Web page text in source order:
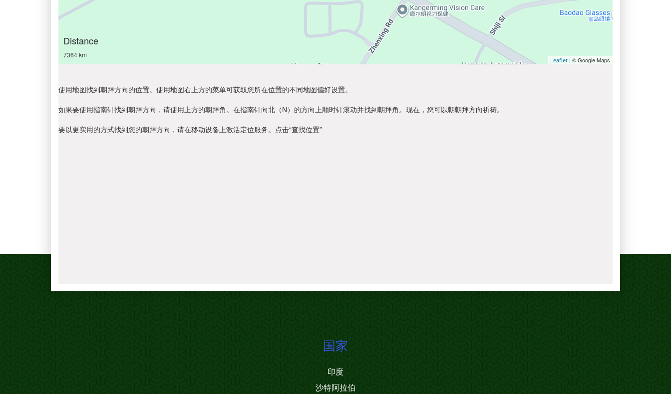
Distance
7364 km
Leaflet | © Google Maps
使用地图找到朝拜方向的位置。使用地图右上方的菜单可获取您所在位置的不同地图偏好设置。
如果要使用指南针找到朝拜方向，请使用上方的朝拜角。在指南针向北（N）的方向上顺时针滚动并找到朝拜角。现在，您可以朝朝拜方向祈祷。
要以更实用的方式找到您的朝拜方向，请在移动设备上激活定位服务。点击“查找位置”
国家
印度
沙特阿拉伯